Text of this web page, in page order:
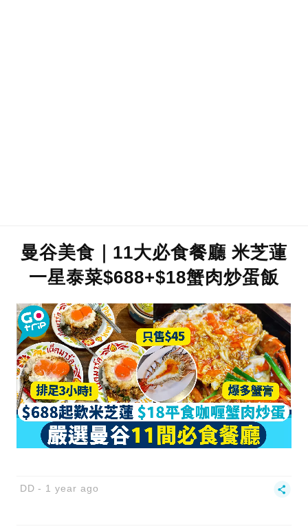
曼谷美食｜11大必食餐廳 米芝蓮
一星泰菜$688+$18蟹肉炒蛋飯
DD 1 year ago